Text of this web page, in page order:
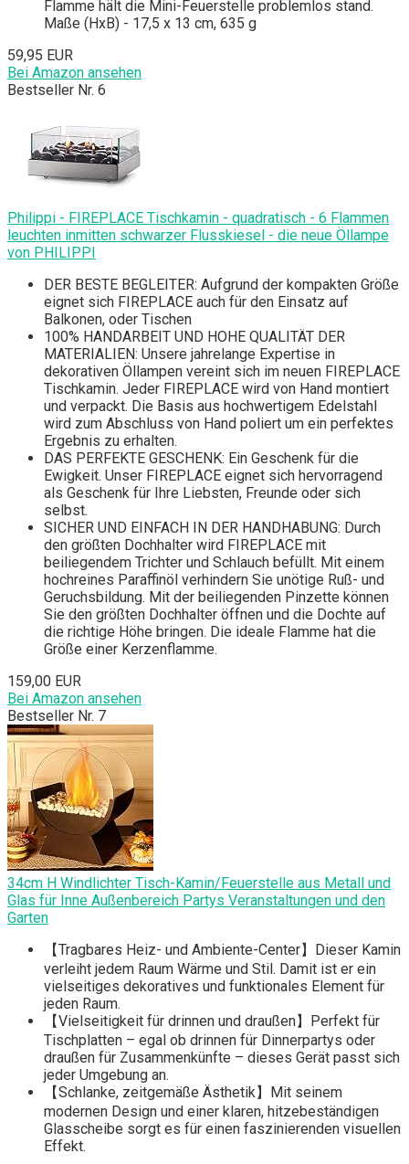
Flamme hält die Mini-Feuerstelle problemlos stand.
Maße (HxB) - 17,5 x 13 cm, 635 g
59,95 EUR
Bei Amazon ansehen
Bestseller Nr. 6
Philippi - FIREPLACE Tischkamin - quadratisch - 6 Flammen
leuchten inmitten schwarzer Flusskiesel - die neue Öllampe
von PHILIPPI
DER BESTE BEGLEITER: Aufgrund der kompakten Größe
eignet sich FIREPLACE auch für den Einsatz auf
Balkonen, oder Tischen
100% HANDARBEIT UND HOHE QUALITÄT DER
MATERIALIEN: Unsere jahrelange Expertise in
dekorativen Öllampen vereint sich im neuen FIREPLACE
Tischkamin. Jeder FIREPLACE wird von Hand montiert
und verpackt. Die Basis aus hochwertigem Edelstahl
wird zum Abschluss von Hand poliert um ein perfektes
Ergebnis zu erhalten.
DAS PERFEKTE GESCHENK: Ein Geschenk für die
Ewigkeit. Unser FIREPLACE eignet sich hervorragend
als Geschenk für Ihre Liebsten, Freunde oder sich
selbst.
SICHER UND EINFACH IN DER HANDHABUNG: Durch
den größten Dochhalter wird FIREPLACE mit
beiliegendem Trichter und Schlauch befüllt. Mit einem
hochreines Paraffinöl verhindern Sie unötige Ruß- und
Geruchsbildung. Mit der beiliegenden Pinzette können
Sie den größten Dochhalter öffnen und die Dochte auf
die richtige Höhe bringen. Die ideale Flamme hat die
Größe einer Kerzenflamme.
159,00 EUR
Bei Amazon ansehen
Bestseller Nr. 7
34cm H Windlichter Tisch-Kamin/Feuerstelle aus Metall und
Glas für Inne Außenbereich Partys Veranstaltungen und den
Garten
‌【Tragbares Heiz- und Ambiente-Center】‌Dieser Kamin
verleiht jedem Raum Wärme und Stil. Damit ist er ein
vielseitiges dekoratives und funktionales Element für
jeden Raum.
‌【Vielseitigkeit für drinnen und draußen】‌Perfekt für
Tischplatten – egal ob drinnen für Dinnerpartys oder
draußen für Zusammenkünfte – dieses Gerät passt sich
jeder Umgebung an.
‌【Schlanke, zeitgemäße Ästhetik】‌Mit seinem
modernen Design und einer klaren, hitzebeständigen
Glasscheibe sorgt es für einen faszinierenden visuellen
Effekt.